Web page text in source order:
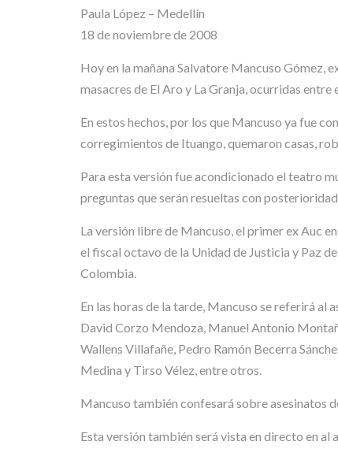
Paula López – Medellín
18 de noviembre de 2008
Hoy en la mañana Salvatore Mancuso Gómez,
masacres de El Aro y La Granja, ocurridas
En estos hechos, por los que Mancuso ya fue
corregimientos de Ituango, quemaron casas,
Para esta versión fue acondicionado el teatro
preguntas que serán resueltas con
La versión libre de Mancuso, el primer ex Auc
el fiscal octavo de la Unidad de Justicia y Paz
Colombia.
En las horas de la tarde, Mancuso se referirá al
David Corzo Mendoza, Manuel Antonio
Wallens Villafañe, Pedro Ramón Becerra
Medina y Tirso Vélez, entre otros.
Mancuso también confesará sobre asesinatos
Esta versión también será vista en directo en